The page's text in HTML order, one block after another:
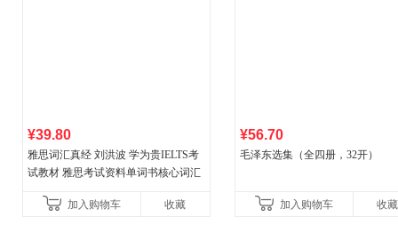
¥39.80
雅思词汇真经 刘洪波 学为贵IELTS考
试教材 雅思考试资料单词书核心词汇
加入购物车
收藏
¥56.70
毛泽东选集（全四册，32开）
加入购物车 收藏